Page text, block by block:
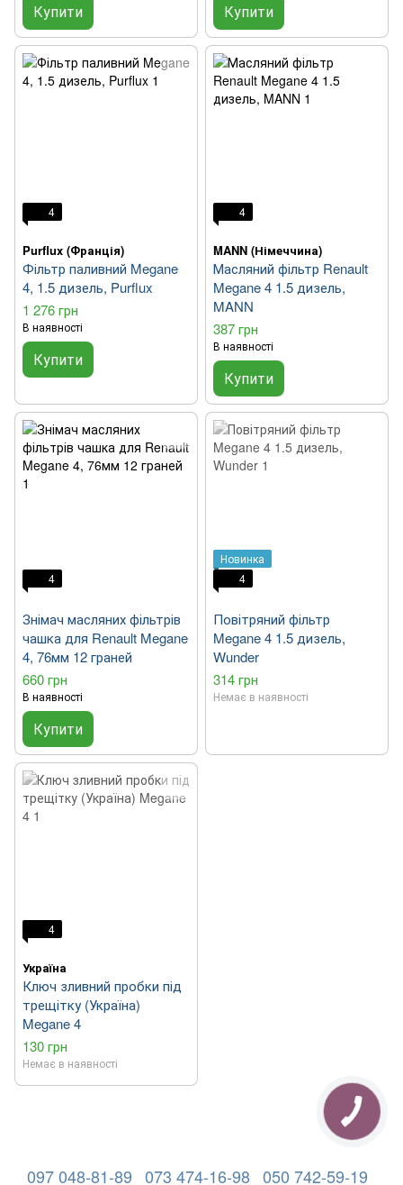
Купити Купити
4
Purflux (Франція)
Фільтр паливний Megane
4, 1.5 дизель, Purflux
1 276 грн
В наявності
Купити
4
MANN (Німеччина)
Масляний фільтр Renault
Megane 4 1.5 дизель,
MANN
387 грн
В наявності
Купити
4
Знімач масляних фільтрів
чашка для Renault Megane
4, 76мм 12 граней
660 грн
В наявності
Купити
Новинка
4
Повітряний фільтр
Megane 4 1.5 дизель,
Wunder
314 грн
Немає в наявності
4
Україна
Ключ зливний пробки під
трещітку (Україна)
Megane 4
130 грн
Немає в наявності
097 048-81-89 073 474-16-98 050 742-59-19